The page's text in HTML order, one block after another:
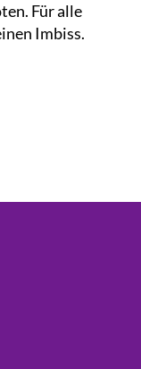
Für alle
Imbiss.